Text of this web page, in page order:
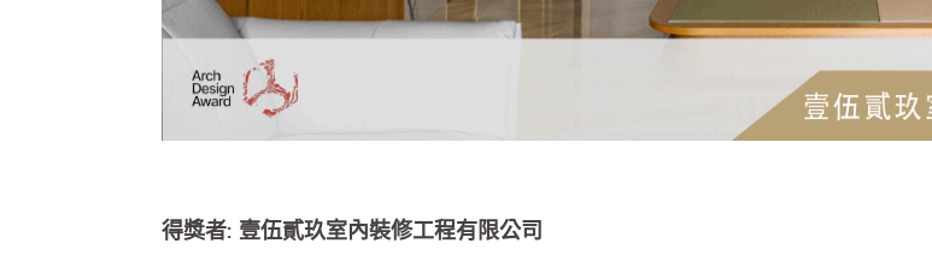
得獎者: 壹伍貳玖室內裝修工程有限公司